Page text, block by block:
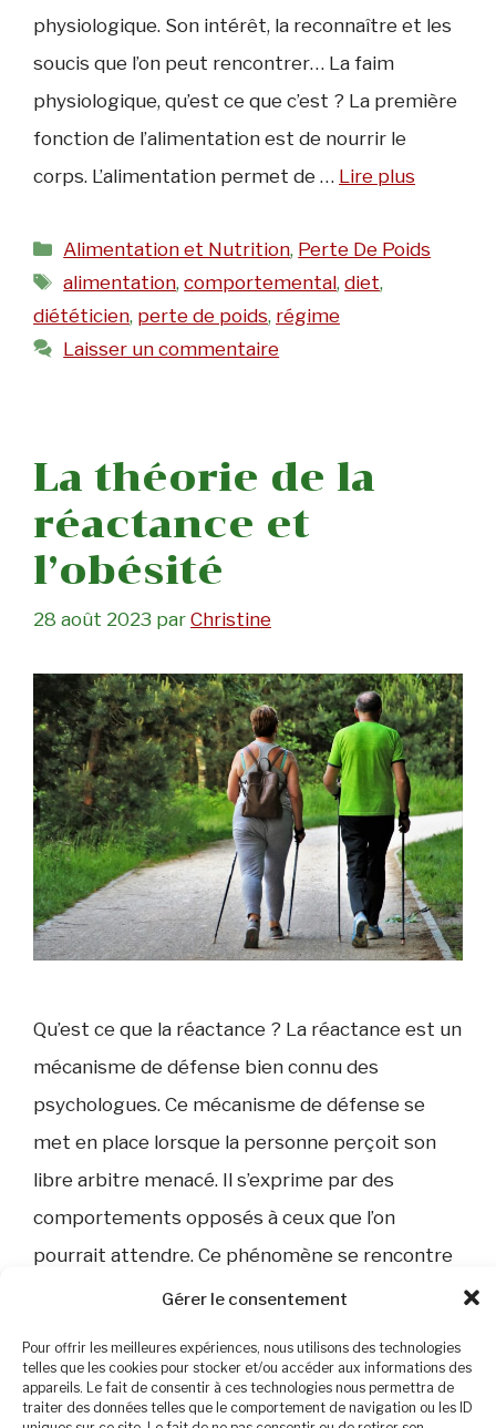
Gérer le consentement
Pour offrir les meilleures expériences, nous utilisons des technologies
telles que les cookies pour stocker et/ou accéder aux informations des
appareils. Le fait de consentir à ces technologies nous permettra de
traiter des données telles que le comportement de navigation ou les ID
physiologique. Son intérêt, la reconnaître et les
soucis que l’on peut rencontrer… La faim
physiologique, qu’est ce que c’est ? La première
fonction de l’alimentation est de nourrir le
corps. L’alimentation permet de … Lire plus
Catégories
Alimentation et Nutrition, Perte De Poids
Étiquettes
alimentation,comportemental,diet,
diététicien, perte de poids, régime
Laisser un commentaire
La théorie de la
réactance et
l’obésité
28 août 2023 par Christine
Qu’est ce que la réactance ? La réactance est un
mécanisme de défense bien connu des
psychologues. Ce mécanisme de défense se
met en place lorsque la personne perçoit son
libre arbitre menacé. Il s’exprime par des
comportements opposés à ceux que l’on
pourrait attendre. Ce phénomène se rencontre
en diététique, notamment chez les personnes …
Catégories
Alimentation et Nutrition